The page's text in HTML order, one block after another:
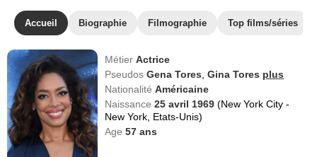
Accueil Biographie Filmographie Top films/séries
MétierActrice
PseudosGena Tores ,Gina Tores plus
NationalitéAméricaine
Naissance25 avril 1969(New York City -
New York, Etats-Unis)
Age57 ans